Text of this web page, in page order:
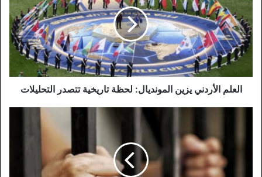
المونديال:
لحظة
تاريخية
تتصدر
التحليلات
العلم الأردني يزين المونديال: لحظة تاريخية تتصدر التحليلات